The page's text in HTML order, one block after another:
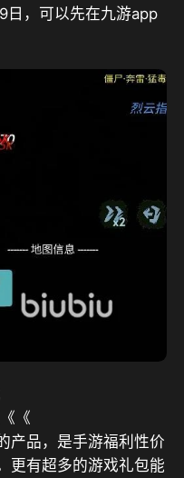
日，可以先在九游app
《
产品，是手游福利性价
更有超多的游戏礼包能